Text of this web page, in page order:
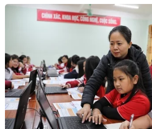
viên tốt nghiệp đại học, trong
năm tuyển 2.100 sinh viên.
Tương tự, công ty điện tử LG
hoạch tuyển dụng lao động.
2009, nhiều công ty điện tử lớn
dụng thêm bất cứ nhânviên mới
khoảng 1.000 sinh viên tốt
2009.